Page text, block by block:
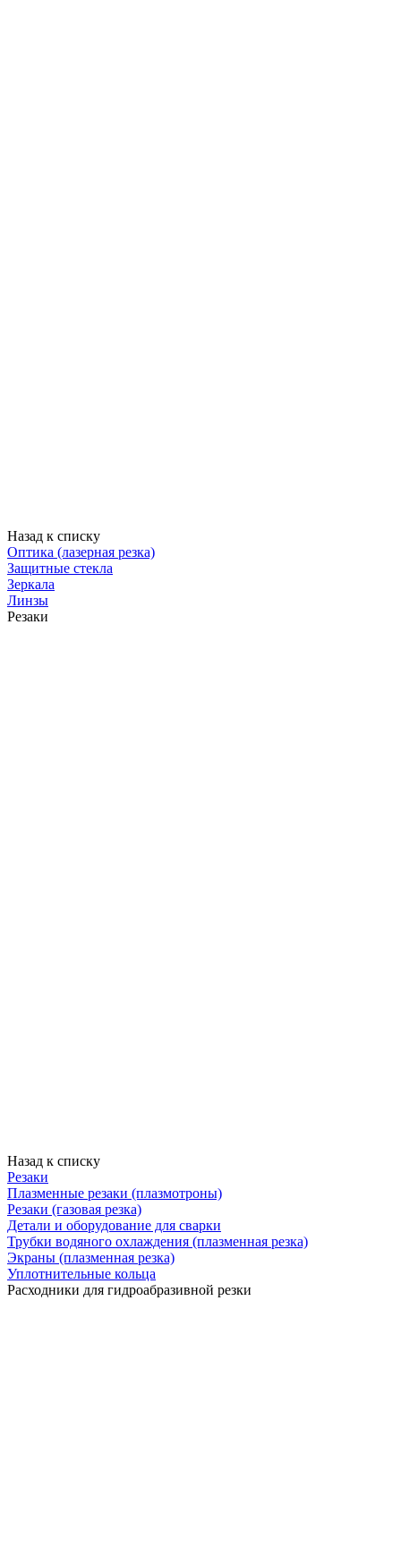
Назад к списку
Оптика (лазерная резка)
Защитные стекла
Зеркала
Линзы
Резаки
Назад к списку
Резаки
Плазменные резаки (плазмотроны)
Резаки (газовая резка)
Детали и оборудование для сварки
Трубки водяного охлаждения (плазменная резка)
Экраны (плазменная резка)
Уплотнительные кольца
Расходники для гидроабразивной резки